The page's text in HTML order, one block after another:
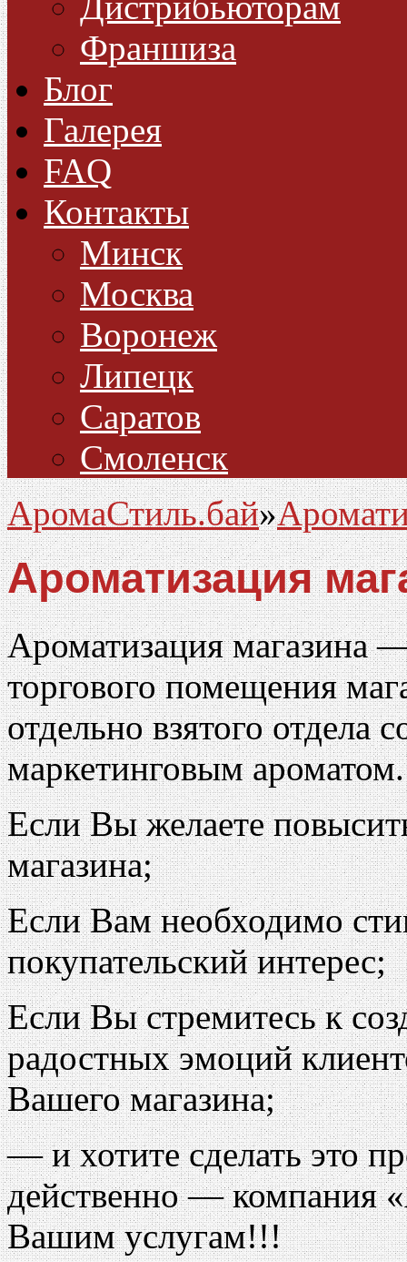
Франшиза
Блог
Галерея
FAQ
Контакты
Минск
Москва
Воронеж
Липецк
Саратов
Смоленск
АромаСтиль.бай»
Ароматизация
Ароматизация магазина
торгового помещения
отдельно взятого отдела
маркетинговым ароматом.
Если Вы желаете
магазина;
Если Вам необходимо
покупательский интерес;
Если Вы стремитесь к
радостных эмоций
Вашего магазина;
— и хотите сделать это
действенно — компания
Вашим услугам!!!